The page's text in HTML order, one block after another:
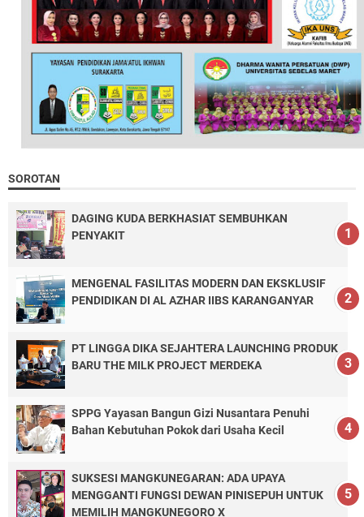
SOROTAN
DAGING KUDA BERKHASIAT SEMBUHKAN
PENYAKIT
MENGENAL FASILITAS MODERN DAN EKSKLUSIF
PENDIDIKAN DI AL AZHAR IIBS KARANGANYAR
PT LINGGA DIKA SEJAHTERA LAUNCHING PRODUK
BARU THE MILK PROJECT MERDEKA
SPPG Yayasan Bangun Gizi Nusantara Penuhi
Bahan Kebutuhan Pokok dari Usaha Kecil
SUKSESI MANGKUNEGARAN: ADA UPAYA
MENGGANTI FUNGSI DEWAN PINISEPUH UNTUK
MEMILIH MANGKUNEGORO X